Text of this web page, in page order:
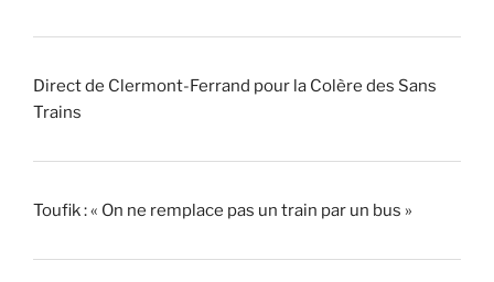
Direct de Clermont-Ferrand pour la Colère des Sans
Trains
Toufik : « On ne remplace pas un train par un bus »